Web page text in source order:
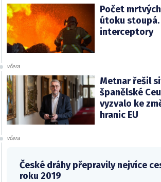
Počet
útoku
interceptory
včera
Metnar řešil
španělské
vyzvalo ke
hranic EU
včera
České dráhy přepravily nejvíce
roku 2019